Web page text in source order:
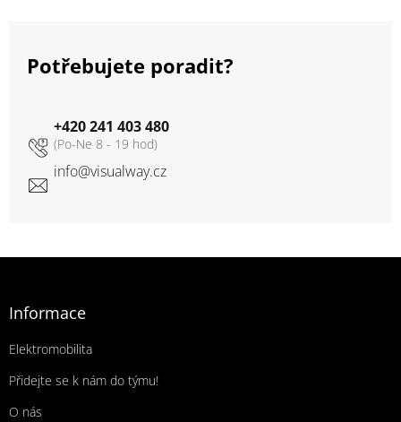
Potřebujete poradit?
info@visualway.cz
+420 241 403 480
Informace
Elektromobilita
Přidejte se k nám do týmu!
O nás